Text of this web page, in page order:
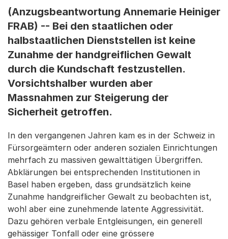
(Anzugsbeantwortung Annemarie Heiniger
FRAB) -- Bei den staatlichen oder
halbstaatlichen Dienststellen ist keine
Zunahme der handgreiflichen Gewalt
durch die Kundschaft festzustellen.
Vorsichtshalber wurden aber
Massnahmen zur Steigerung der
Sicherheit getroffen.
In den vergangenen Jahren kam es in der Schweiz in
Fürsorgeämtern oder anderen sozialen Einrichtungen
mehrfach zu massiven gewalttätigen Übergriffen.
Abklärungen bei entsprechenden Institutionen in
Basel haben ergeben, dass grundsätzlich keine
Zunahme handgreiflicher Gewalt zu beobachten ist,
wohl aber eine zunehmende latente Aggressivität.
Dazu gehören verbale Entgleisungen, ein generell
gehässiger Tonfall oder eine grössere